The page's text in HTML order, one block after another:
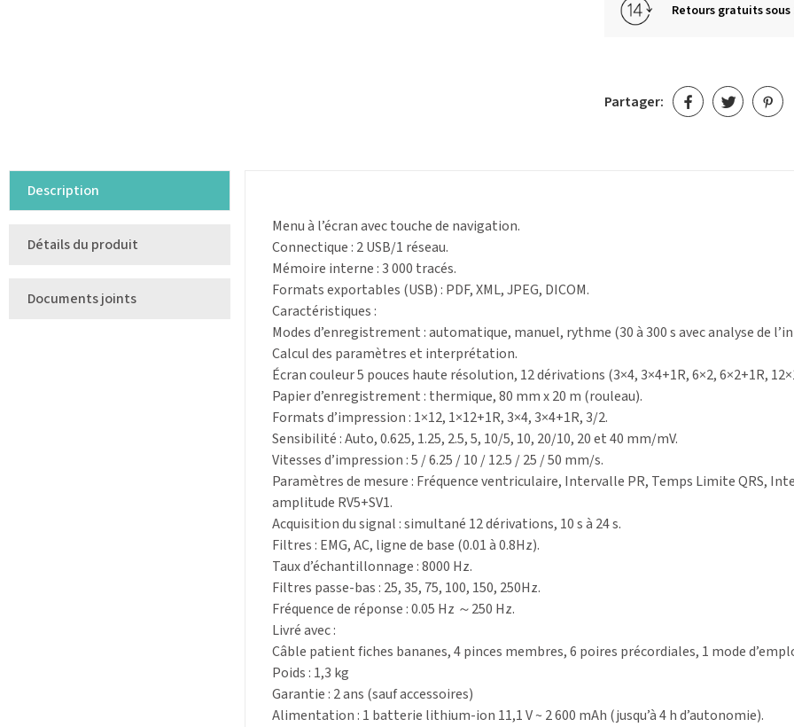
Retours gratuits sous
Partager:
Description
Détails du produit
Documents joints
Menu à l’écran avec touche de navigation.
Connectique : 2 USB/1 réseau.
Mémoire interne : 3 000 tracés.
Formats exportables (USB) : PDF, XML, JPEG, DICOM.
Caractéristiques :
Modes d’enregistrement : automatique, manuel, rythme (30 à 300 s avec analyse de
Calcul des paramètres et interprétation.
Écran couleur 5 pouces haute résolution, 12 dérivations (3×4, 3×4+1R, 6×2, 6×2+1R,
Papier d’enregistrement : thermique, 80 mm x 20 m (rouleau).
Formats d’impression : 1×12, 1×12+1R, 3×4, 3×4+1R, 3/2.
Sensibilité : Auto, 0.625, 1.25, 2.5, 5, 10/5, 10, 20/10, 20 et 40 mm/mV.
Vitesses d’impression : 5 / 6.25 / 10 / 12.5 / 25 / 50 mm/s.
Paramètres de mesure : Fréquence ventriculaire, Intervalle PR, Temps Limite QRS,
amplitude RV5+SV1.
Acquisition du signal : simultané 12 dérivations, 10 s à 24 s.
Filtres : EMG, AC, ligne de base (0.01 à 0.8Hz).
Taux d’échantillonnage : 8000 Hz.
Filtres passe-bas : 25, 35, 75, 100, 150, 250Hz.
Fréquence de réponse : 0.05 Hz ～250 Hz.
Livré avec :
Câble patient fiches bananes, 4 pinces membres, 6 poires précordiales, 1 mode
Poids : 1,3 kg
Garantie : 2 ans (sauf accessoires)
Alimentation : 1 batterie lithium-ion 11,1 V ~ 2 600 mAh (jusqu’à 4 h d’autonomie).